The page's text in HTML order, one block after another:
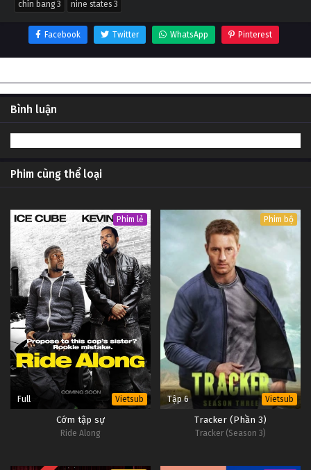
chín bang 3 nine states 3
Facebook Twitter WhatsApp Pinterest
Bình luận
Phim cùng thể loại
Phim lẻ
Full Vietsub
Cớm tập sự
Ride Along
Phim bộ
Tập 6 Vietsub
Tracker (Phần 3)
Tracker (Season 3)